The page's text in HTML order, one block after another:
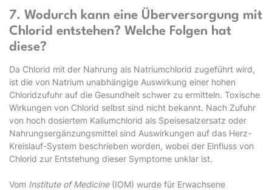
7. Wodurch kann eine Überversorgung mit
Chlorid entstehen? Welche Folgen hat
diese?
Da Chlorid mit der Nahrung als Natriumchlorid zugeführt wird,
ist die von Natrium unabhän­gige Auswirkung einer hohen
Chloridzufuhr auf die Gesundheit schwer zu ermitteln. Toxische
Wirkungen von Chlorid selbst sind nicht bekannt. Nach Zufuhr
von hoch dosiertem Kaliumchlorid als Speisesalzersatz oder
Nahrungsergänzungsmittel sind Auswirkungen auf das Herz-
Kreislauf-System beschrieben worden, wobei der Einfluss von
Chlorid zur Entstehung dieser Symptome unklar ist.
Vom Institute of Medicine(IOM) wurde für Erwachsene